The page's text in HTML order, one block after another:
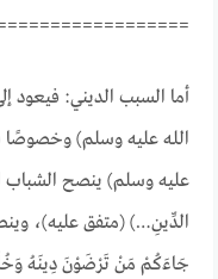
أما السبب الديني: فيعود
الله عليه وسلم) وخصوصًا
عليه وسلم) ينصح الشباب
الدِّينِ…) (متفق عليه)، وينصح
جَاءَكُمْ مَنْ تَرْضَوْنَ دِينَهُ